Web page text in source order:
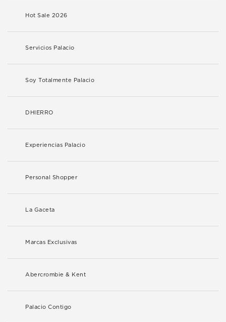
Hot Sale 2026
Servicios Palacio
Soy Totalmente Palacio
DHIERRO
Experiencias Palacio
Personal Shopper
La Gaceta
Marcas Exclusivas
Abercrombie & Kent
Palacio Contigo